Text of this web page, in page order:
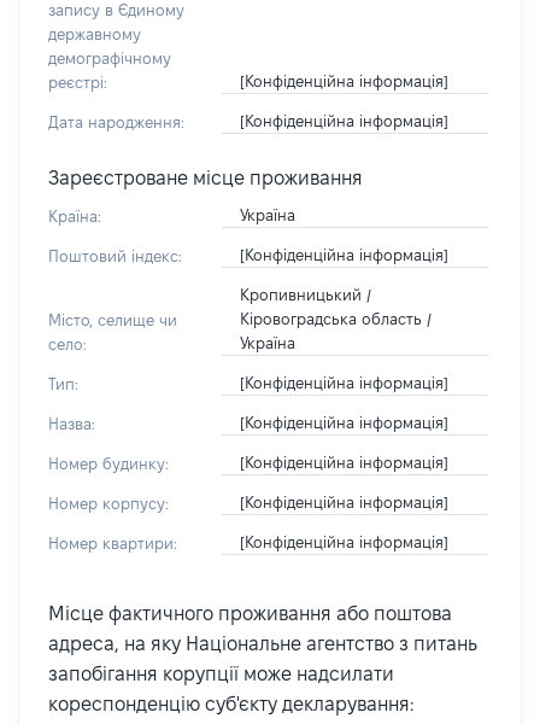
запису в Єдиному
державному
демографічному
реєстрі:
[Конфіденційна інформація]
Дата народження: [Конфіденційна інформація]
Зареєстроване місце проживання
Країна: Україна
Поштовий індекс: [Конфіденційна інформація]
Місто, селище чи
село:
Кропивницький /
Кіровоградська область /
Україна
Тип: [Конфіденційна інформація]
Назва: [Конфіденційна інформація]
Номер будинку: [Конфіденційна інформація]
Номер корпусу: [Конфіденційна інформація]
Номер квартири: [Конфіденційна інформація]
Місце фактичного проживання або поштова
адреса, на яку Національне агентство з питань
запобігання корупції може надсилати
кореспонденцію суб'єкту декларування: